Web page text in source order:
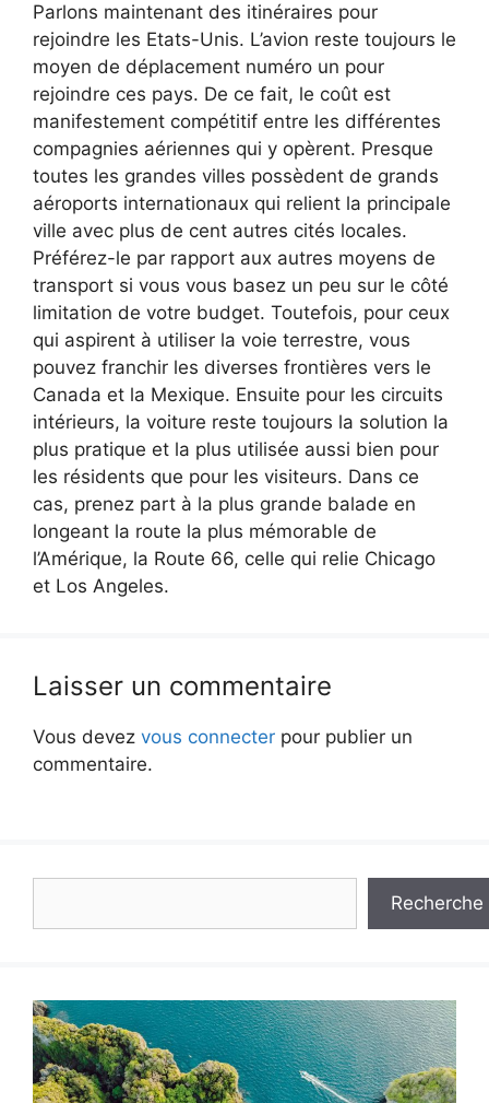
Parlons maintenant des itinéraires pour
rejoindre les Etats-Unis. L’avion reste toujours le
moyen de déplacement numéro un pour
rejoindre ces pays. De ce fait, le coût est
manifestement compétitif entre les différentes
compagnies aériennes qui y opèrent. Presque
toutes les grandes villes possèdent de grands
aéroports internationaux qui relient la principale
ville avec plus de cent autres cités locales.
Préférez-le par rapport aux autres moyens de
transport si vous vous basez un peu sur le côté
limitation de votre budget. Toutefois, pour ceux
qui aspirent à utiliser la voie terrestre, vous
pouvez franchir les diverses frontières vers le
Canada et la Mexique. Ensuite pour les circuits
intérieurs, la voiture reste toujours la solution la
plus pratique et la plus utilisée aussi bien pour
les résidents que pour les visiteurs. Dans ce
cas, prenez part à la plus grande balade en
longeant la route la plus mémorable de
l’Amérique, la Route 66, celle qui relie Chicago
et Los Angeles.
Laisser un commentaire
Vous devez vous connecter pour publier un
commentaire.
Recherche